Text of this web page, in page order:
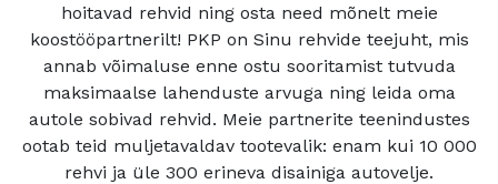
hoitavad rehvid ning osta need mõnelt meie
koostööpartnerilt! PKP on Sinu rehvide teejuht, mis
annab võimaluse enne ostu sooritamist tutvuda
maksimaalse lahenduste arvuga ning leida oma
autole sobivad rehvid. Meie partnerite teenindustes
ootab teid muljetavaldav tootevalik: enam kui 10 000
rehvi ja üle 300 erineva disainiga autovelje.